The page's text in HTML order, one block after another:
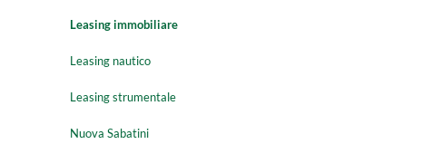
Leasing immobiliare
Leasing nautico
Leasing strumentale
Nuova Sabatini